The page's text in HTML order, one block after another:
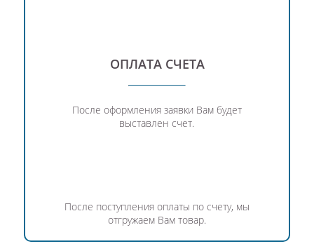
ОПЛАТА СЧЕТА
После оформления заявки Вам будет
выставлен счет.
После поступления оплаты по счету, мы
отгружаем Вам товар.